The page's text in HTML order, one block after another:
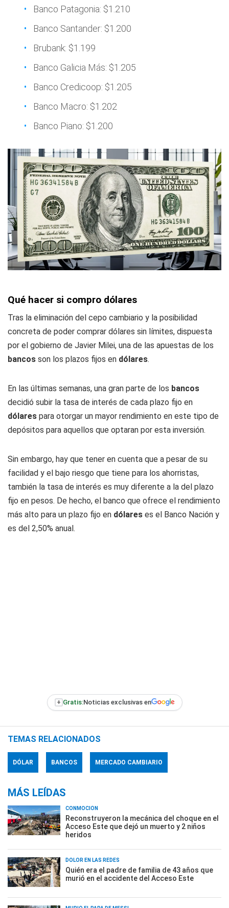
Banco Patagonia: $1.210
Banco Santander: $1.200
Brubank: $1.199
Banco Galicia Más: $1.205
Banco Credicoop: $1.205
Banco Macro: $1.202
Banco Piano: $1.200
Qué hacer si compro dólares
Tras la eliminación del cepo cambiario y la posibilidad
concreta de poder comprar dólares sin límites, dispuesta
por el gobierno de Javier Milei, una de las apuestas de los
bancos son los plazos fijos en dólares.
En las últimas semanas, una gran parte de los bancos
decidió subir la tasa de interés de cada plazo fijo en
dólares para otorgar un mayor rendimiento en este tipo de
depósitos para aquellos que optaran por esta inversión.
Sin embargo, hay que tener en cuenta que a pesar de su
facilidad y el bajo riesgo que tiene para los ahorristas,
también la tasa de interés es muy diferente a la del plazo
fijo en pesos. De hecho, el banco que ofrece el rendimiento
más alto para un plazo fijo en dólares es el Banco Nación y
es del 2,50% anual.
+ Gratis:Noticias exclusivas en
TEMAS RELACIONADOS
DÓLAR BANCOS MERCADO CAMBIARIO
MÁS LEÍDAS
CONMOCIÓN
Reconstruyeron la mecánica del choque en el
Acceso Este que dejó un muerto y 2 niños
heridos
DOLOR EN LAS REDES
Quién era el padre de familia de 43 años que
murió en el accidente del Acceso Este